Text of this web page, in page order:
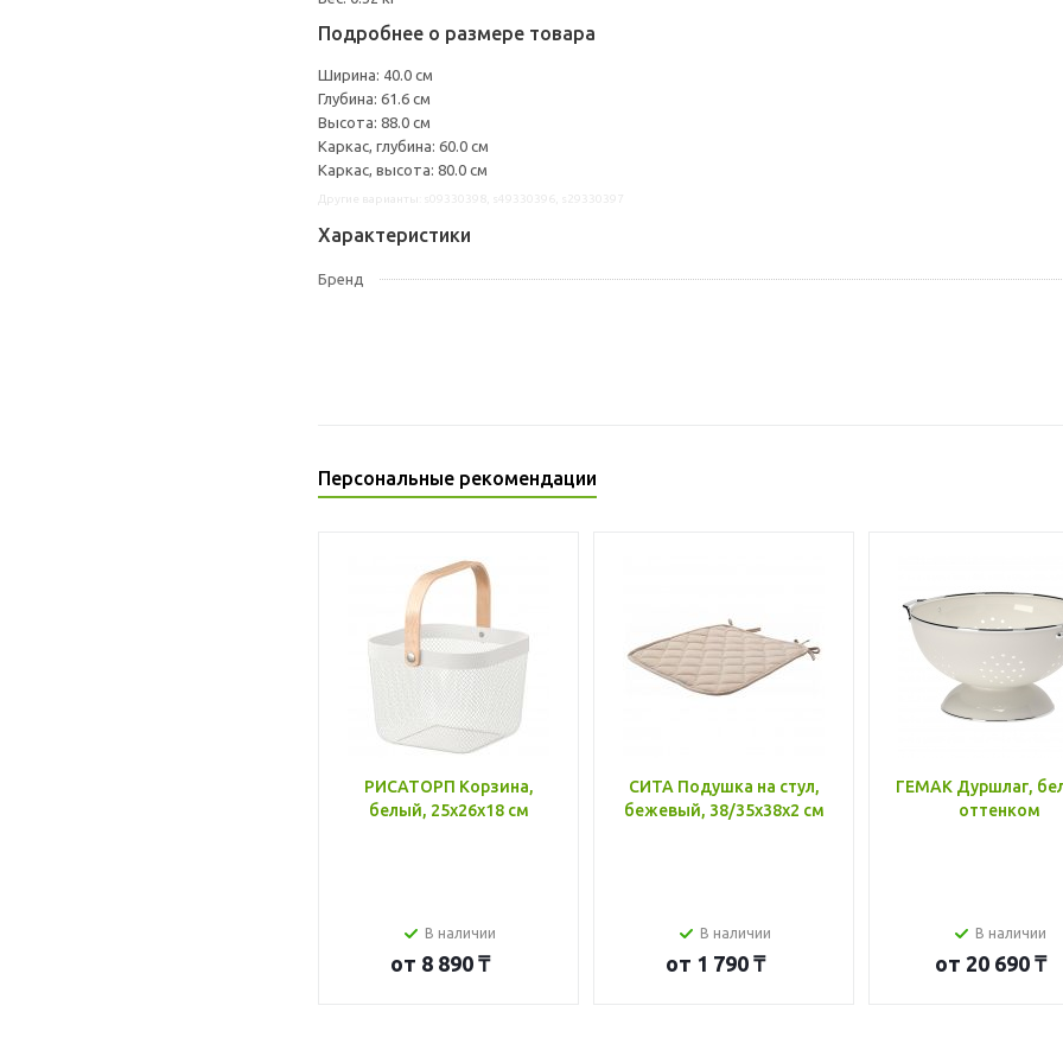
Подробнее о размере товара
Ширина: 40.0 см
Глубина: 61.6 см
Высота: 88.0 см
Каркас, глубина: 60.0 см
Каркас, высота: 80.0 см
Характеристики
Бренд
Персональные рекомендации
РИСАТОРП Корзина,
белый, 25x26x18 см
В наличии
от 8 890 ₸
СИТА Подушка на стул,
бежевый, 38/35x38x2 см
В наличии
от 1 790 ₸
ГЕМАК Дуршлаг,
оттенком
В наличии
от 20 690 ₸